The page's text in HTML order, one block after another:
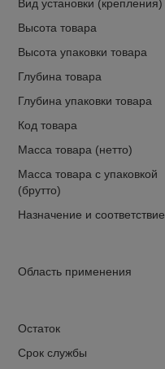
Вид установки (крепления)
Высота товара
Высота упаковки товара
Глубина товара
Глубина упаковки товара
Код товара
Масса товара (нетто)
Масса товара с упаковкой
(брутто)
Назначение и соответствие
Область применения
Остаток
Срок службы